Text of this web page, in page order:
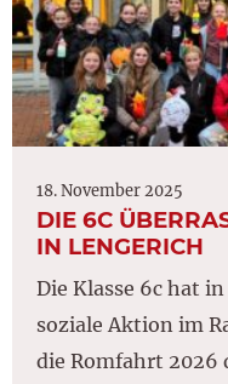
18. November 2025
DIE 6C
IN LENGERICH
Die Klasse 6c hat
soziale Aktion im
die Romfahrt 2026